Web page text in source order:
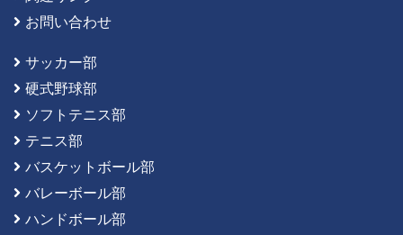
お問い合わせ
サッカー部
硬式野球部
ソフトテニス部
テニス部
バスケットボール部
バレーボール部
ハンドボール部